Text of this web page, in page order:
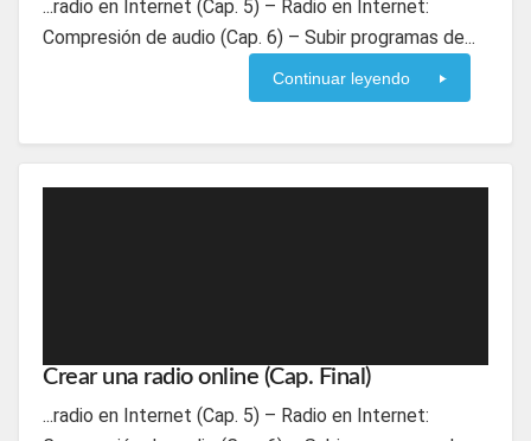
...radio en Internet (Cap. 5) – Radio en Internet:
Compresión de audio (Cap. 6) – Subir programas de...
Continuar leyendo
Crear una radio online (Cap. Final)
...radio en Internet (Cap. 5) – Radio en Internet: